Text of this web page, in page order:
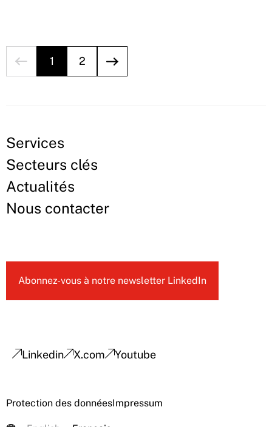
1 2
Services
Secteurs clés
Actualités
Nous contacter
Abonnez-vous à notre newsletter LinkedIn
Linkedin X.com Youtube
Protection des donnéesImpressum